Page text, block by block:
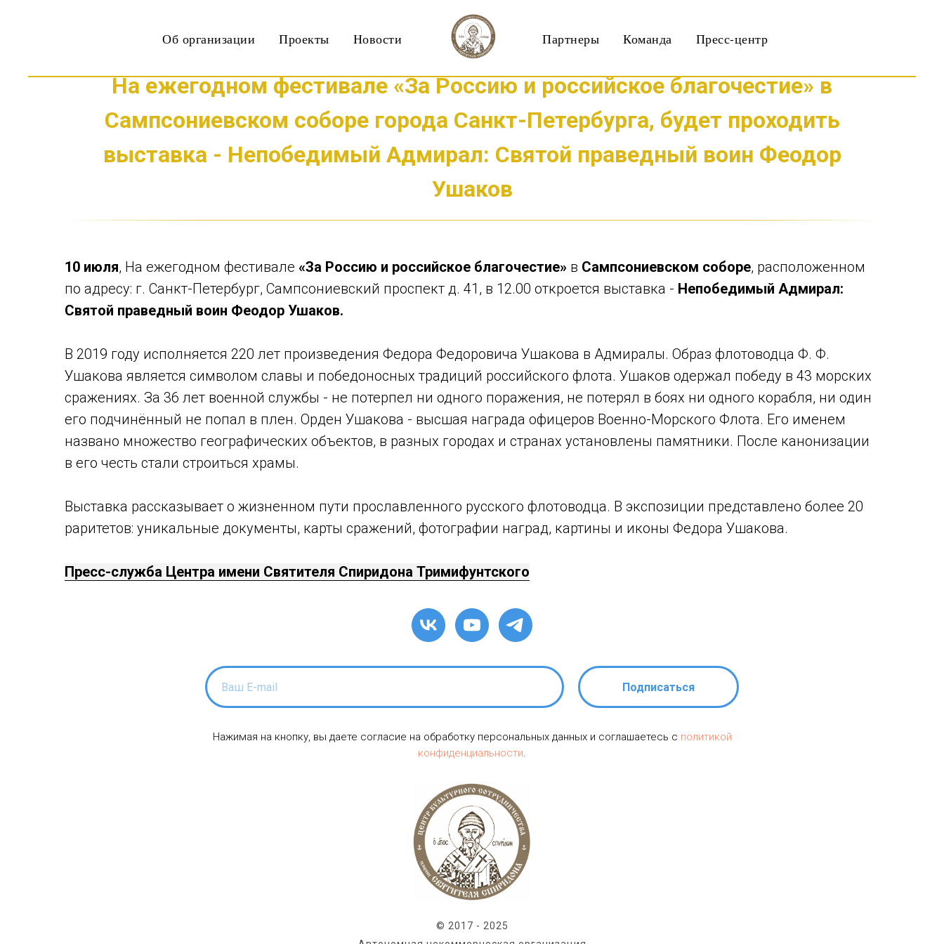
Об организации Проекты Новости Партнеры Команда Пресс-центр
На ежегодном фестивале «За Россию и российское благочестие» в
Сампсониевском соборе города Санкт-Петербурга, будет проходить
выставка - Непобедимый Адмирал: Святой праведный воин Феодор
Ушаков
10 июля, На ежегодном фестивале «За Россию и российское благочестие» в Сампсониевском соборе, расположенном
по адресу: г. Санкт-Петербург, Сампсониевский проспект д. 41, в 12.00 откроется выставка - Непобедимый Адмирал:
Святой праведный воин Феодор Ушаков.
В 2019 году исполняется 220 лет произведения Федора Федоровича Ушакова в Адмиралы. Образ флотоводца Ф. Ф.
Ушакова является символом славы и победоносных традиций российского флота. Ушаков одержал победу в 43 морских
сражениях. За 36 лет военной службы - не потерпел ни одного поражения, не потерял в боях ни одного корабля, ни один
его подчинённый не попал в плен. Орден Ушакова - высшая награда офицеров Военно-Морского Флота. Его именем
названо множество географических объектов, в разных городах и странах установлены памятники. После канонизации
в его честь стали строиться храмы.
Выставка рассказывает о жизненном пути прославленного русского флотоводца. В экспозиции представлено более 20
раритетов: уникальные документы, карты сражений, фотографии наград, картины и иконы Федора Ушакова.
Пресс-служба Центра имени Святителя Спиридона Тримифунтского
Подписаться
Нажимая на кнопку, вы даете согласие на обработку персональных данных и соглашаетесь c политикой
конфиденциальности.
© 2017 - 2025